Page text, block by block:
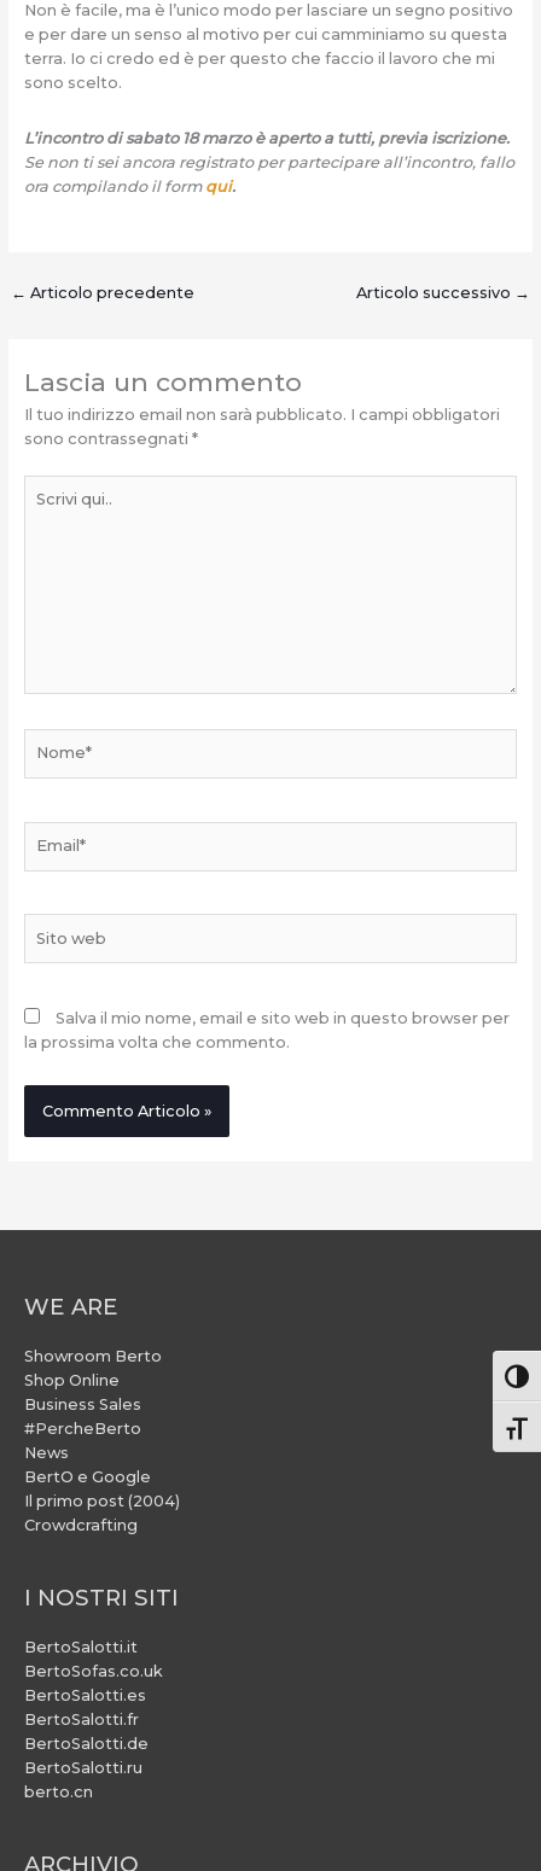
Non è facile, ma è l’unico modo per lasciare un segno positivo
e per dare un senso al motivo per cui camminiamo su questa
terra. Io ci credo ed è per questo che faccio il lavoro che mi
sono scelto.
L’incontro di sabato 18 marzo è aperto a tutti, previa iscrizione.
Se non ti sei ancora registrato per partecipare all’incontro, fallo
ora compilando il form qui.
← Articolo precedente Articolo successivo →
Lascia un commento
Il tuo indirizzo email non sarà pubblicato. I campi obbligatori
sono contrassegnati *
qui..
web
Salva il mio nome, email e sito web in questo browser per
la prossima volta che commento.
WE ARE
Showroom Berto
Shop Online
Business Sales
#PercheBerto
News
BertO e Google
Il primo post (2004)
Crowdcrafting
I NOSTRI SITI
BertoSalotti.it
BertoSofas.co.uk
BertoSalotti.es
BertoSalotti.fr
BertoSalotti.de
BertoSalotti.ru
berto.cn
ARCHIVIO
ARCHIVIO